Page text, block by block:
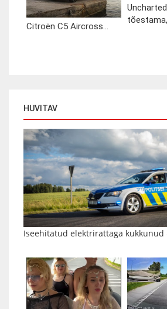
Citroën C5 Aircross...
HUVITAV
Iseehitatud elektrirattaga kukkunud